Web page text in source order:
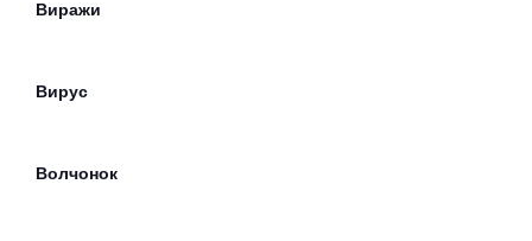
Виражи
Вирус
Волчонок